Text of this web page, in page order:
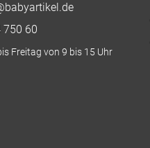
750 60
Freitag von 9 bis 15 Uhr